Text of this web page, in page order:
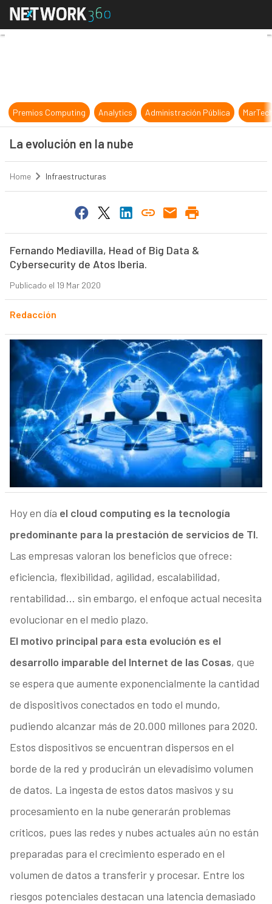
La evolución en la nube
Premios Computing Analytics Administración Pública
La evolución en la nube
Home Infraestructuras
Fernando Mediavilla, Head of Big Data &
Cybersecurity de Atos Iberia.
Publicado el 19 Mar 2020
Redacción
Hoy en día el cloud computing es la tecnología
predominante para la prestación de servicios de TI.
Las empresas valoran los beneficios que ofrece:
eficiencia, flexibilidad, agilidad, escalabilidad,
rentabilidad… sin embargo, el enfoque actual necesita
evolucionar en el medio plazo.
El motivo principal para esta evolución es el
desarrollo imparable del Internet de las Cosas, que
se espera que aumente exponencialmente la cantidad
de dispositivos conectados en todo el mundo,
pudiendo alcanzar más de 20.000 millones para 2020.
Estos dispositivos se encuentran dispersos en el
borde de la red y producirán un elevadísimo volumen
de datos. La ingesta de estos datos masivos y su
procesamiento en la nube generarán problemas
críticos, pues las redes y nubes actuales aún no están
preparadas para el crecimiento esperado en el
volumen de datos a transferir y procesar. Entre los
riesgos potenciales destacan una latencia demasiado